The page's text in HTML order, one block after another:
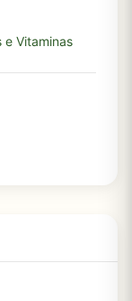
e Vitaminas